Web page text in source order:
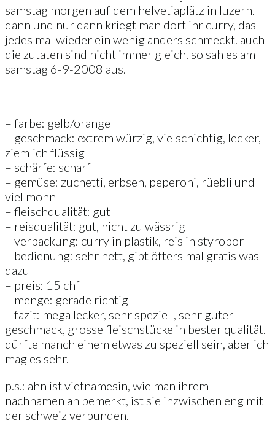
samstag morgen auf dem helvetiaplätz in luzern.
dann und nur dann kriegt man dort ihr curry, das
jedes mal wieder ein wenig anders schmeckt. auch
die zutaten sind nicht immer gleich. so sah es am
samstag 6-9-2008 aus.
– farbe: gelb/orange
– geschmack: extrem würzig, vielschichtig, lecker,
ziemlich flüssig
– schärfe: scharf
– gemüse: zuchetti, erbsen, peperoni, rüebli und
viel mohn
– fleischqualität: gut
– reisqualität: gut, nicht zu wässrig
– verpackung: curry in plastik, reis in styropor
– bedienung: sehr nett, gibt öfters mal gratis was
dazu
– preis: 15 chf
– menge: gerade richtig
– fazit: mega lecker, sehr speziell, sehr guter
geschmack, grosse fleischstücke in bester qualität.
dürfte manch einem etwas zu speziell sein, aber ich
mag es sehr.
p.s.: ahn ist vietnamesin, wie man ihrem
nachnamen an bemerkt, ist sie inzwischen eng mit
der schweiz verbunden.